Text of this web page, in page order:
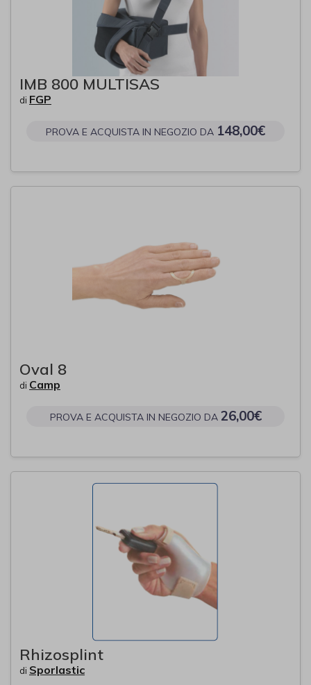
IMB 800 MULTISAS
di FGP
PROVA E ACQUISTA IN NEGOZIO DA 148,00€
Oval 8
di Camp
PROVA E ACQUISTA IN NEGOZIO DA 26,00€
Rhizosplint
di Sporlastic